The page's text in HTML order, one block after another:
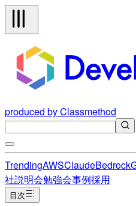
produced by Classmethod
TrendingAWSClaudeBedrock
社説明会勉強会事例採用
目次